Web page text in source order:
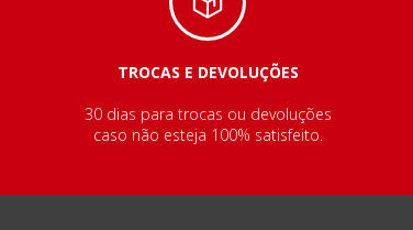
TROCAS E DEVOLUÇÕES
30 dias para trocas ou devoluções
caso não esteja 100% satisfeito.